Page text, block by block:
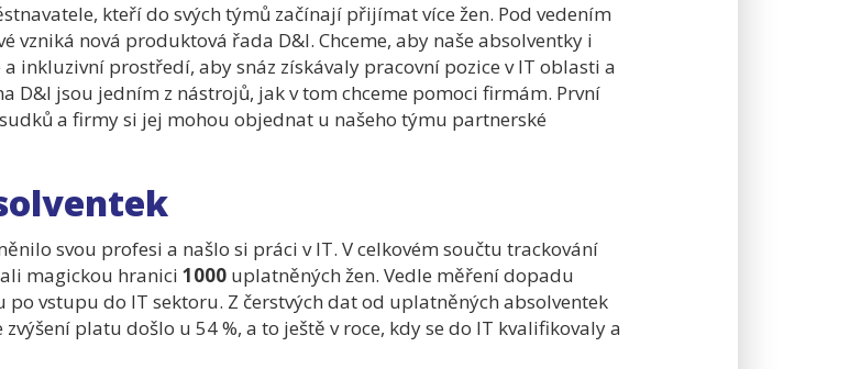
kteří do svých týmů začínají přijímat více žen. Pod vedením
vzniká nová produktová řada D&I. Chceme, aby naše absolventky i
inkluzivní prostředí, aby snáz získávaly pracovní pozice v IT oblasti a
D&I jsou jedním z nástrojů, jak v tom chceme pomoci firmám. První
a firmy si jej mohou objednat u našeho týmu partnerské
svou profesi a našlo si práci v IT. V celkovém součtu trackování
magickou hranici 1000 uplatněných žen. Vedle měření dopadu
vstupu do IT sektoru. Z čerstvých dat od uplatněných absolventek
platu došlo u 54 %, a to ještě v roce, kdy se do IT kvalifikovaly a